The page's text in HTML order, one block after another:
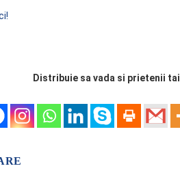
Distribuie sa vada si prietenii tai